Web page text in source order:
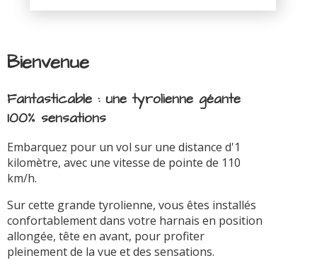
Bienvenue
Fantasticable : une tyrolienne géante
100% sensations
Embarquez pour un vol sur une distance d'1
kilomètre, avec une vitesse de pointe de 110
km/h.
Sur cette grande tyrolienne, vous êtes installés
confortablement dans votre harnais en position
allongée, tête en avant, pour profiter
pleinement de la vue et des sensations.